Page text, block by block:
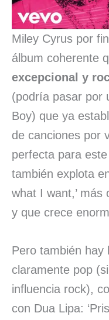
Miley Cyrus por
álbum coherente
excepcional y
(podría pasar por
Boy) que ya
de canciones por
perfecta para
también explota
what I want,’ más
y que crece
Pero también hay
claramente pop
influencia rock),
con Dua Lipa: